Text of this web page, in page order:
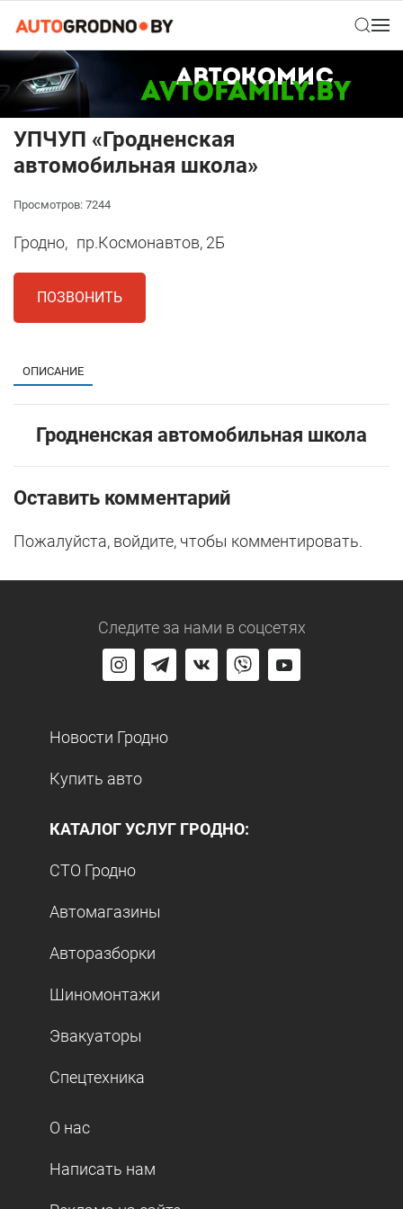
УПЧУП «Гродненская
автомобильная школа»
Просмотров: 7244
Гродно, пр.Космонавтов, 2Б
ПОЗВОНИТЬ
ОПИСАНИЕ
Гродненская автомобильная школа
Оставить комментарий
Пожалуйста, войдите, чтобы комментировать.
Следите за нами в соцсетях
Новости Гродно
Купить авто
КАТАЛОГ УСЛУГ ГРОДНО:
СТО Гродно
Автомагазины
Авторазборки
Шиномонтажи
Эвакуаторы
Спецтехника
О нас
Написать нам